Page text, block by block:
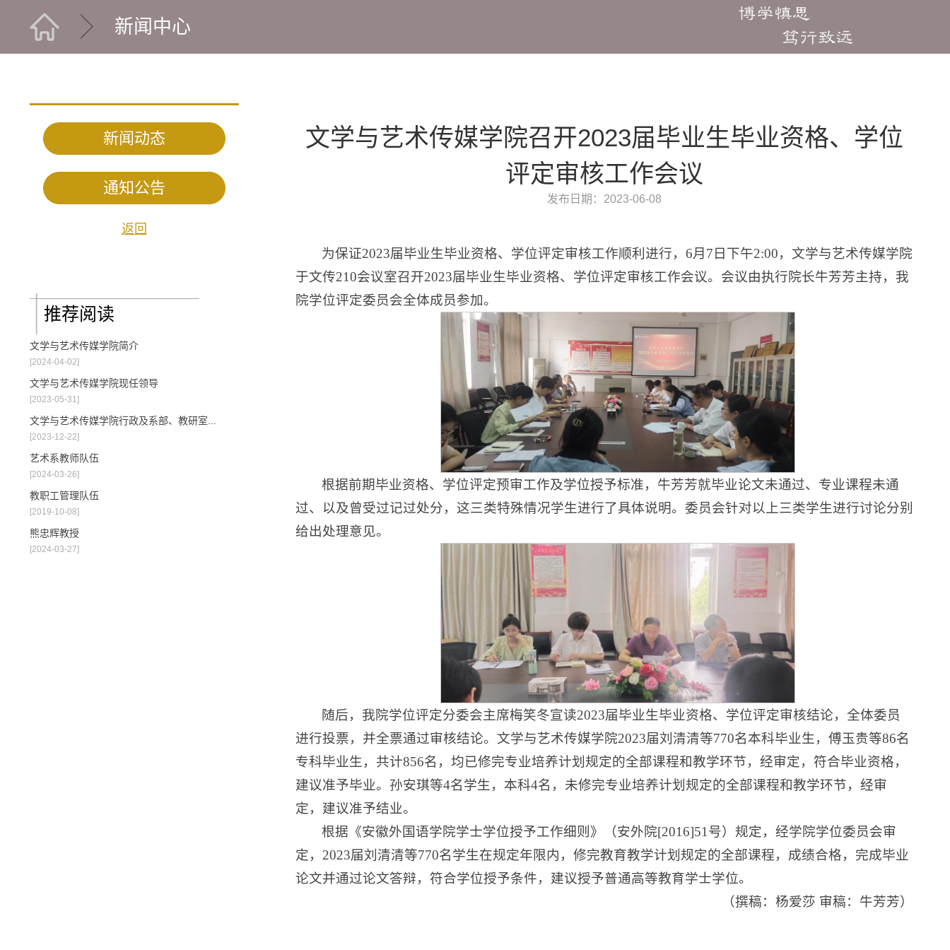
新闻中心
新闻动态
通知公告
返回
推荐阅读
文学与艺术传媒学院简介
[2024-04-02]
文学与艺术传媒学院现任领导
[2023-05-31]
文学与艺术传媒学院行政及系部、教研室...
[2023-12-22]
艺术系教师队伍
[2024-03-26]
教职工管理队伍
[2019-10-08]
熊忠辉教授
[2024-03-27]
文学与艺术传媒学院召开2023届毕业生毕业资格、学位
评定审核工作会议
发布日期：2023-06-08
为保证2023届毕业生毕业资格、学位评定审核工作顺利进行，6月7日下午2:00，文学与艺术传媒学院
于文传210会议室召开2023届毕业生毕业资格、学位评定审核工作会议。会议由执行院长牛芳芳主持，我
院学位评定委员会全体成员参加。
根据前期毕业资格、学位评定预审工作及学位授予标准，牛芳芳就毕业论文未通过、专业课程未通
过、以及曾受过记过处分，这三类特殊情况学生进行了具体说明。委员会针对以上三类学生进行讨论分别
给出处理意见。
随后，我院学位评定分委会主席梅笑冬宣读2023届毕业生毕业资格、学位评定审核结论，全体委员
进行投票，并全票通过审核结论。文学与艺术传媒学院2023届刘清清等770名本科毕业生，傅玉贵等86名
专科毕业生，共计856名，均已修完专业培养计划规定的全部课程和教学环节，经审定，符合毕业资格，
建议准予毕业。孙安琪等4名学生，本科4名，未修完专业培养计划规定的全部课程和教学环节，经审
定，建议准予结业。
根据《安徽外国语学院学士学位授予工作细则》（安外院[2016]51号）规定，经学院学位委员会审
定，2023届刘清清等770名学生在规定年限内，修完教育教学计划规定的全部课程，成绩合格，完成毕业
论文并通过论文答辩，符合学位授予条件，建议授予普通高等教育学士学位。
（撰稿：杨爱莎 审稿：牛芳芳）